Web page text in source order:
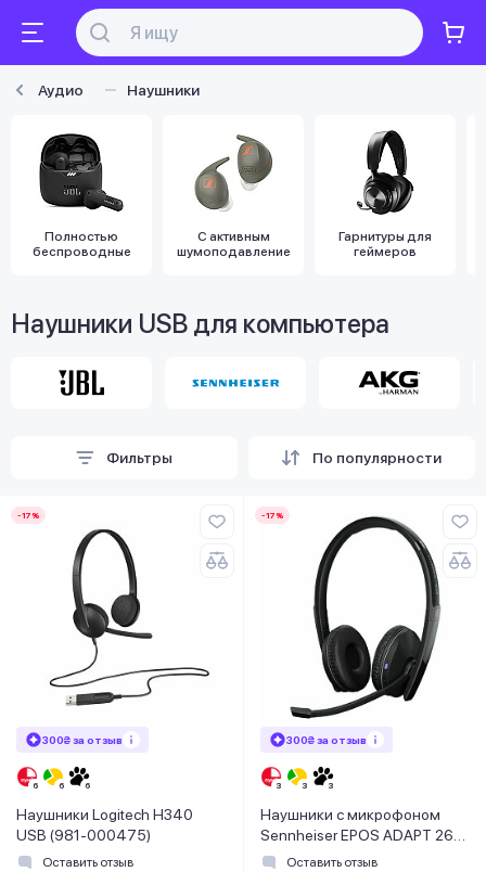
Аудио Наушники
Полностью
беспроводные
С активным
шумоподавлением
Гарнитуры для
геймеров
Наушники USB для компьютера
Фильтры По популярности
-17%
300₴ за отзыв
Наушники Logitech H340
USB (981-000475)
Оставить отзыв
-17%
300₴ за отзыв
Наушники с микрофоном
Sennheiser EPOS ADAPT 260
Black (1000882)
Оставить отзыв